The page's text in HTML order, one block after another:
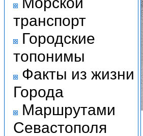
транспорт
Городские
топонимы
Факты из жизни
Города
Маршрутами
Севастополя